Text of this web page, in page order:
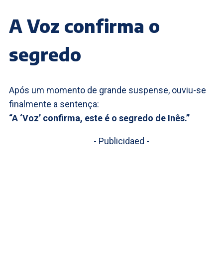
A Voz confirma o
segredo
Após um momento de grande suspense, ouviu-se
finalmente a sentença:
“A ‘Voz’ confirma, este é o segredo de Inês.”
- Publicidaed -